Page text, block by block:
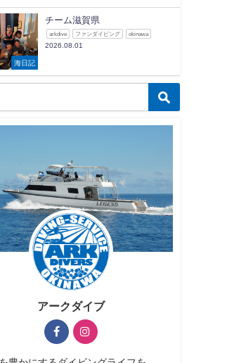
海日記
チーム滋賀県
arkdive ファンダイビング okinawa
2026.08.01
アークダイブ